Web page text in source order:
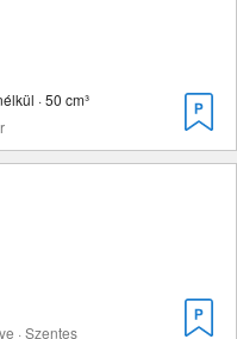
· 50 cm³
· Szentes